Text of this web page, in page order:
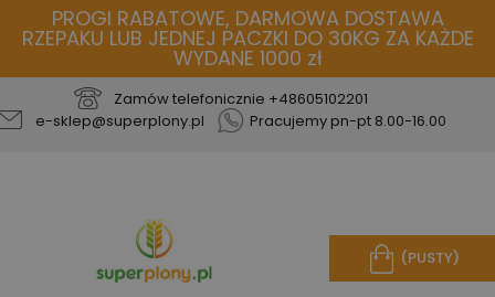
PROGI RABATOWE, DARMOWA DOSTAWA
RZEPAKU LUB JEDNEJ PACZKI DO 30KG ZA KAŻDE
WYDANE 1000 zł
Zamów telefonicznie +48605102201
e-sklep@superplony.pl
Pracujemy pn-pt 8.00-16.00
(PUSTY)